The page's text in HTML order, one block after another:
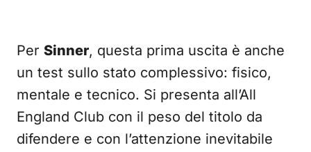
Per Sinner, questa prima uscita è anche
un test sullo stato complessivo: fisico,
mentale e tecnico. Si presenta all’All
England Club con il peso del titolo da
difendere e con l’attenzione inevitabile